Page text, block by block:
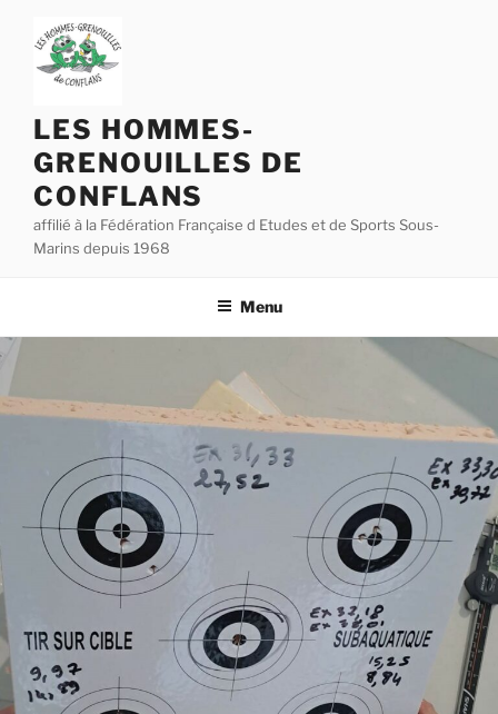
contenu
principal
LES HOMMES-
GRENOUILLES DE
CONFLANS
affilié à la Fédération Française d Etudes et de Sports Sous-
Marins depuis 1968
Menu